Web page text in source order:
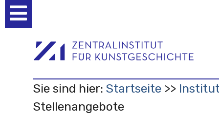
Werkzeuge
Sie sind hier: Startseite
Stellenangebote